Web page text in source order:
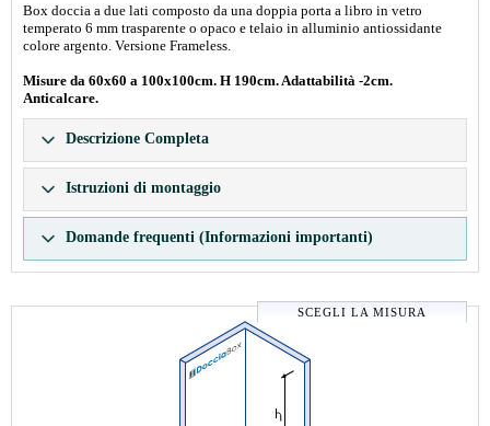
Box doccia a due lati composto da una doppia porta a libro in vetro
temperato 6 mm trasparente o opaco e telaio in alluminio antiossidante
colore argento. Versione Frameless.
Misure da 60x60 a 100x100cm. H 190cm. Adattabilità -2cm.
Anticalcare.
Descrizione Completa
Istruzioni di montaggio
Domande frequenti (Informazioni importanti)
SCEGLI LA MISURA